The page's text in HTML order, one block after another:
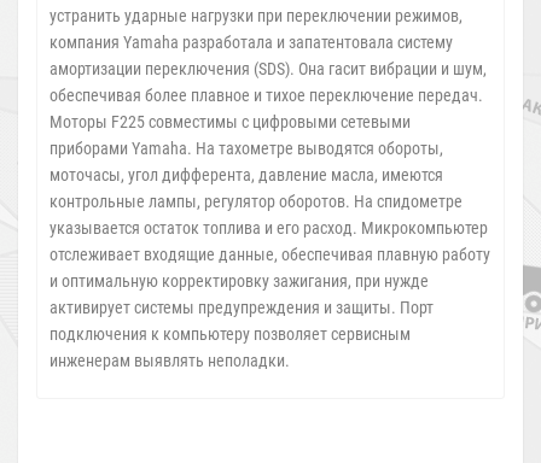
устранить ударные нагрузки при переключении режимов,
компания Yamaha разработала и запатентовала систему
амортизации переключения (SDS). Она гасит вибрации и шум,
обеспечивая более плавное и тихое переключение передач.
Моторы F225 совместимы с цифровыми сетевыми
приборами Yamaha. На тахометре выводятся обороты,
моточасы, угол дифферента, давление масла, имеются
контрольные лампы, регулятор оборотов. На спидометре
указывается остаток топлива и его расход. Микрокомпьютер
отслеживает входящие данные, обеспечивая плавную работу
и оптимальную корректировку зажигания, при нужде
активирует системы предупреждения и защиты. Порт
подключения к компьютеру позволяет сервисным
инженерам выявлять неполадки.